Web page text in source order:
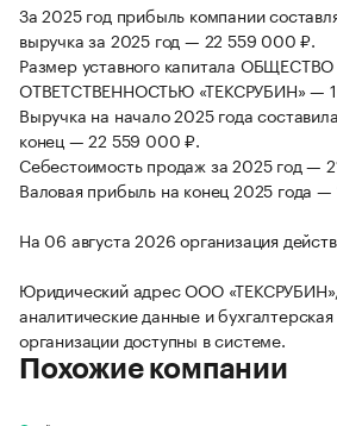
За 2025 год прибыль компании
выручка за 2025 год — 22 559 000 ₽.
Размер уставного капитала
ОТВЕТСТВЕННОСТЬЮ «ТЕКСРУБИН» —
Выручка на начало 2025 года
конец — 22 559 000 ₽.
Себестоимость продаж за 2025 год —
Валовая прибыль на конец 2025 года
На 06 августа 2026 организация
Юридический адрес ООО
аналитические данные и
организации доступны в системе.
Похожие компании